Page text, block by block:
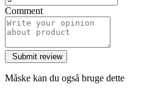
Comment
Måske kan du også bruge dette